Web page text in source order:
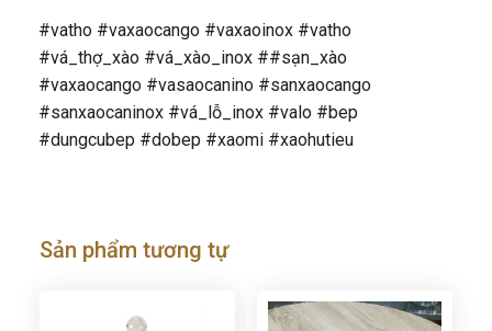
#vatho #vaxaocango #vaxaoinox #vatho
#vá_thợ_xào #vá_xào_inox ##sạn_xào
#vaxaocango #vasaocanino #sanxaocango
#sanxaocaninox #vá_lỗ_inox #valo #bep
#dungcubep #dobep #xaomi #xaohutieu
Sản phẩm tương tự